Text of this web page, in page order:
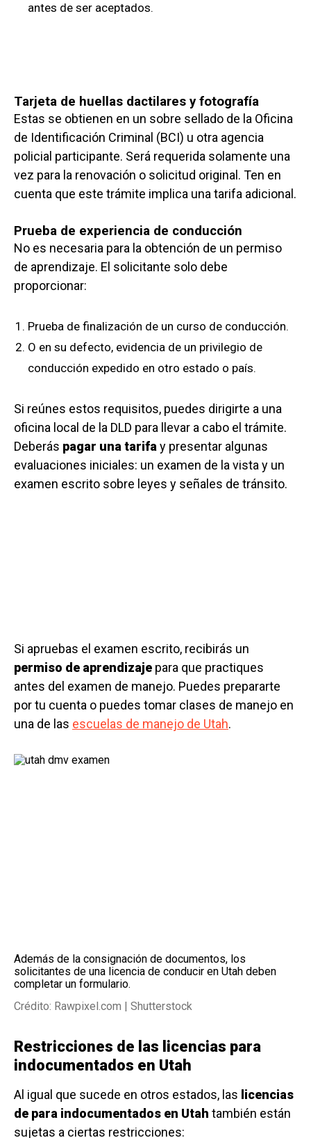
antes de ser aceptados.
Tarjeta de huellas dactilares y fotografía
Estas se obtienen en un sobre sellado de la Oficina
de Identificación Criminal (BCI) u otra agencia
policial participante. Será requerida solamente una
vez para la renovación o solicitud original. Ten en
cuenta que este trámite implica una tarifa adicional.
Prueba de experiencia de conducción
No es necesaria para la obtención de un permiso
de aprendizaje. El solicitante solo debe
proporcionar:
Prueba de finalización de un curso de conducción.
O en su defecto, evidencia de un privilegio de
conducción expedido en otro estado o país.
Si reúnes estos requisitos, puedes dirigirte a una
oficina local de la DLD para llevar a cabo el trámite.
Deberás pagar una tarifay presentar algunas
evaluaciones iniciales: un examen de la vista y un
examen escrito sobre leyes y señales de tránsito.
Si apruebas el examen escrito, recibirás un
permiso de aprendizaje para que practiques
antes del examen de manejo. Puedes prepararte
por tu cuenta o puedes tomar clases de manejo en
una de las escuelas de manejo de Utah.
Además de la consignación de documentos, los
solicitantes de una licencia de conducir en Utah deben
completar un formulario.
Crédito: Rawpixel.com | Shutterstock
Restricciones de las licencias para
indocumentados en Utah
Al igual que sucede en otros estados, las licencias
de para indocumentados en Utah también están
sujetas a ciertas restricciones: